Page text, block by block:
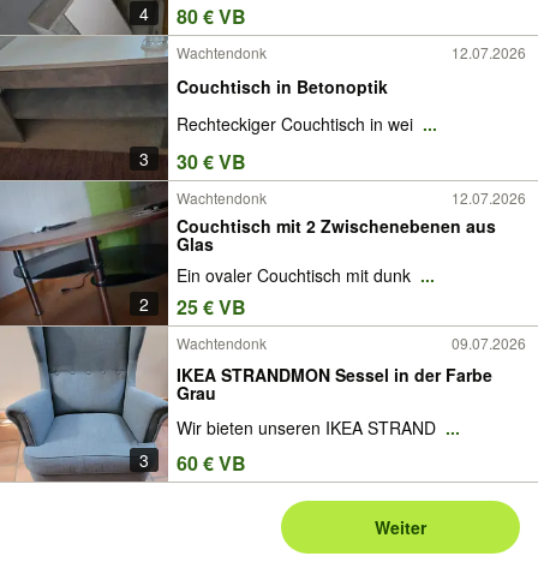
4 80 € VB
3
Wachtendonk 12.07.2026
Couchtisch in Betonoptik
Rechteckiger Couchtisch in wei ...
30 € VB
2
Wachtendonk 12.07.2026
Couchtisch mit 2 Zwischenebenen aus
Glas
Ein ovaler Couchtisch mit dunk ...
25 € VB
3
Wachtendonk 09.07.2026
IKEA STRANDMON Sessel in der Farbe
Grau
Wir bieten unseren IKEA STRAND ...
60 € VB
Weiter